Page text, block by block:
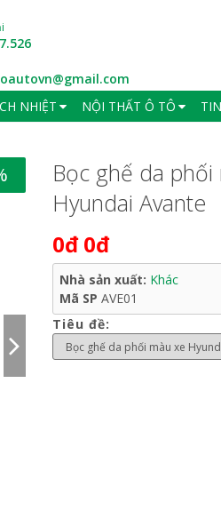
NHIỆT NỘI THẤT Ô TÔ
Bọc ghế da phối
Hyundai Avante
0đ0đ
Nhà sản xuất: Khác
Mã SP AVE01
Tiêu đề: